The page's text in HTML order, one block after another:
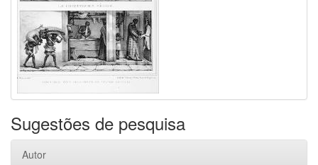
Sugestões de pesquisa
Autor